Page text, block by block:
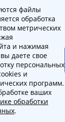
правила
персональных
cookies
персональных
защищены
файлы
обработка
метрических
и нажимая
даете свое
персональных
и
программ.
ваших
обработки
.